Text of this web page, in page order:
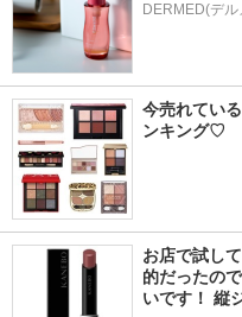
DERMED(デ
今売れてい
ンキング♡
お店で試し
的だったの
いです！ 縦